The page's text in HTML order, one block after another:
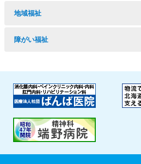
地域福祉
障がい福祉